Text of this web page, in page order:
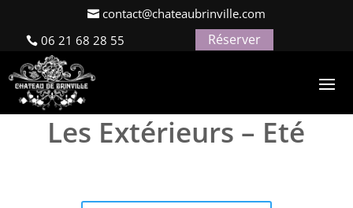
contact@chateaubrinville.com
06 21 68 28 55
Réserver
Les Extérieurs – Eté